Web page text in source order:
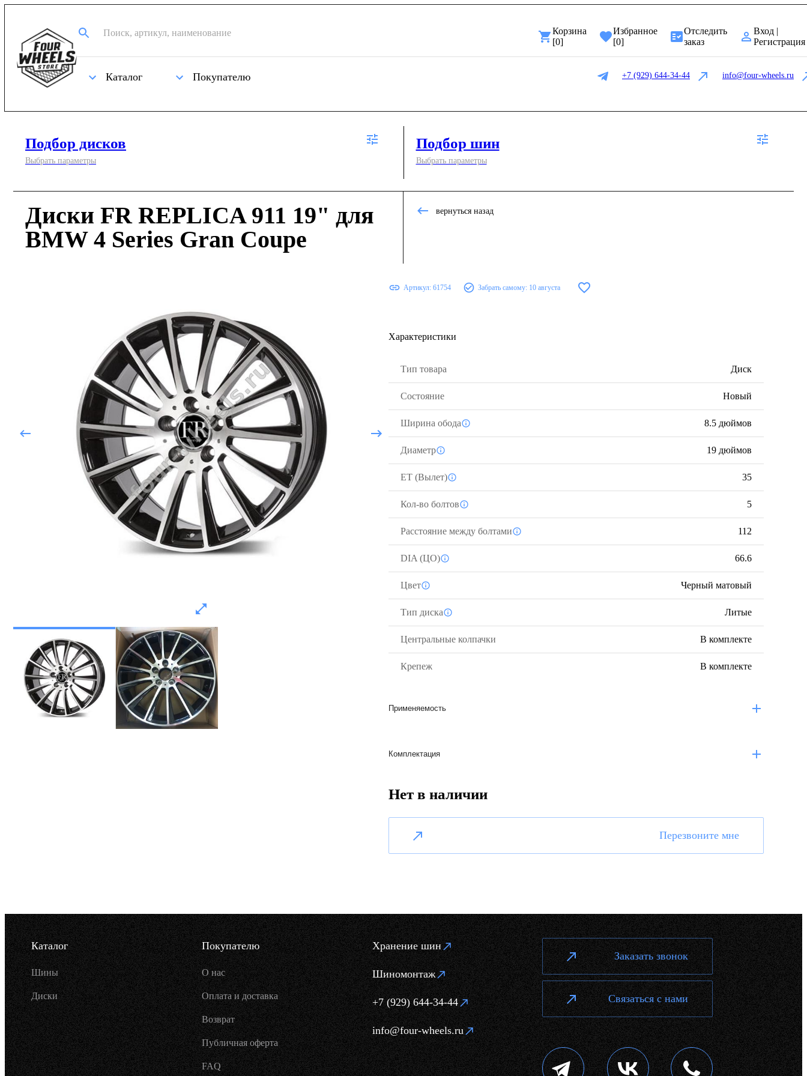
Корзина
[0]
Избранное
[0]
Отследить
заказ
Вход |
Регистрация
Каталог Покупателю +7 (929) 644-34-44 info@four-wheels.ru
Подбор дисков
Выбрать параметры
Подбор шин
Выбрать параметры
Диски FR REPLICA 911 19" для
BMW 4 Series Gran Coupe
вернуться назад
Артикул: 61754 Забрать самому: 10 августа
Характеристики
Тип товара Диск
Состояние Новый
Ширина обода 8.5 дюймов
Диаметр 19 дюймов
ЕТ (Вылет) 35
Кол-во болтов 5
Расстояние между болтами 112
DIA (ЦО) 66.6
Цвет Черный матовый
Тип диска Литые
Центральные колпачки В комплекте
Крепеж В комплекте
Применяемость
Комплектация
Нет в наличии
Перезвоните мне
Каталог
Шины
Диски
Покупателю
О нас
Оплата и доставка
Возврат
Публичная оферта
FAQ
Хранение шин
Шиномонтаж
+7 (929) 644-34-44
info@four-wheels.ru
Заказать звонок
Связаться с нами